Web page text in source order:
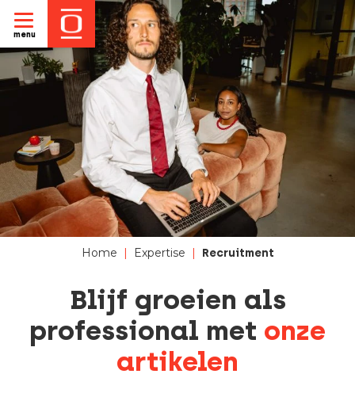
menu
Home | Expertise | Recruitment
Blijf groeien als
professional met onze
artikelen